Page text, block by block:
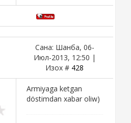
Сана: Шанба, 06-
Июл-2013, 12:50 |
Изох # 428
Armiyaga ketgan
döstimdan xabar oliw)